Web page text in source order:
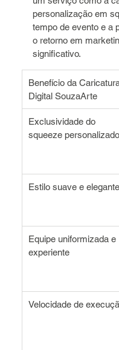
personalização em
tempo de evento e a
o retorno em
significativo.
Benefício da
Digital SouzaArte
Exclusividade do
squeeze personalizado
Estilo suave e elegante
Equipe uniformizada e
experiente
Velocidade de